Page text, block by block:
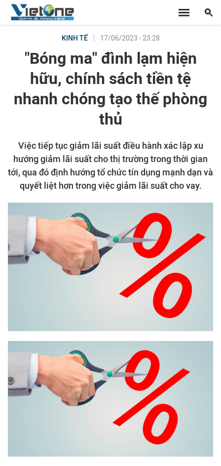
KINH TẾ 17/06/2023 - 23:28
"Bóng ma" đình lạm hiện
hữu, chính sách tiền tệ
nhanh chóng tạo thế phòng
thủ
Việc tiếp tục giảm lãi suất điều hành xác lập xu
hướng giảm lãi suất cho thị trường trong thời gian
tới, qua đó định hướng tổ chức tín dụng mạnh dạn và
quyết liệt hơn trong việc giảm lãi suất cho vay.